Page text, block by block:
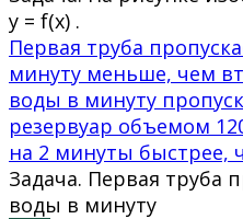
y = f(x) .
Первая труба
минуту меньше, чем
воды в минуту
резервуар объемом
на 2 минуты быстрее,
Задача. Первая труба
воды в минуту